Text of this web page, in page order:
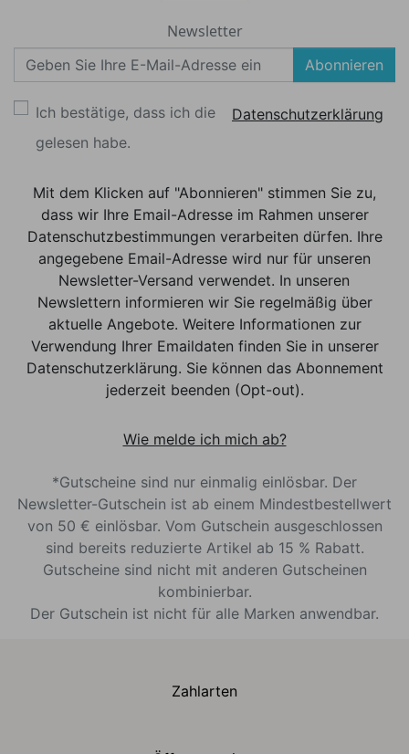
Newsletter
Abonnieren
Ich bestätige, dass ich die
Datenschutzerklärung
gelesen habe.
Mit dem Klicken auf "Abonnieren" stimmen Sie zu,
dass wir Ihre Email-Adresse im Rahmen unserer
Datenschutzbestimmungen verarbeiten dürfen. Ihre
angegebene Email-Adresse wird nur für unseren
Newsletter-Versand verwendet. In unseren
Newslettern informieren wir Sie regelmäßig über
aktuelle Angebote. Weitere Informationen zur
Verwendung Ihrer Emaildaten finden Sie in unserer
Datenschutzerklärung. Sie können das Abonnement
jederzeit beenden (Opt-out).
Wie melde ich mich ab?
*Gutscheine sind nur einmalig einlösbar. Der
Newsletter-Gutschein ist ab einem Mindestbestellwert
von 50 € einlösbar. Vom Gutschein ausgeschlossen
sind bereits reduzierte Artikel ab 15 % Rabatt.
Gutscheine sind nicht mit anderen Gutscheinen
kombinierbar.
Der Gutschein ist nicht für alle Marken anwendbar.
Zahlarten